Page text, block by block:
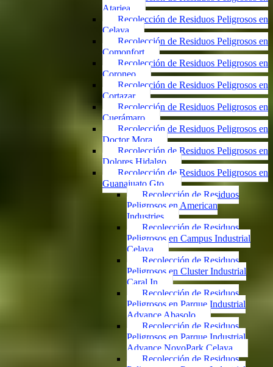
Atarjea
Recolección de Residuos Peligrosos en
Celaya
Recolección de Residuos Peligrosos en
Comonfort
Recolección de Residuos Peligrosos en
Coroneo
Recolección de Residuos Peligrosos en
Cortazar
Recolección de Residuos Peligrosos en
Cuerámaro
Recolección de Residuos Peligrosos en
Doctor Mora
Recolección de Residuos Peligrosos en
Dolores Hidalgo
Recolección de Residuos Peligrosos en
Guanajuato Gto.
Recolección de Residuos
Peligrosos en American
Industries
Recolección de Residuos
Peligrosos en Campus Industrial
Celaya
Recolección de Residuos
Peligrosos en Cluster Industrial
Caral In
Recolección de Residuos
Peligrosos en Parque Industrial
Advance Abasolo
Recolección de Residuos
Peligrosos en Parque Industrial
Advance NovoPark Celaya
Recolección de Residuos